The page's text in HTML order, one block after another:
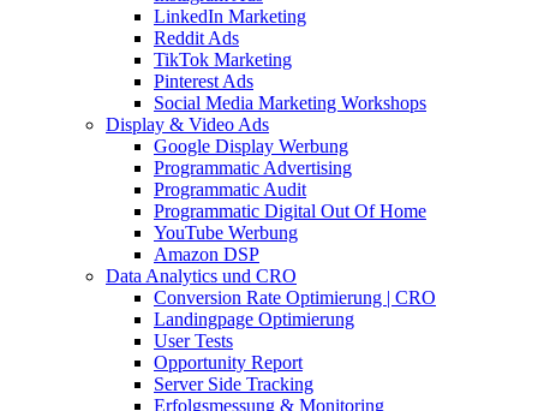
LinkedIn Marketing
Reddit Ads
TikTok Marketing
Pinterest Ads
Social Media Marketing Workshops
Display & Video Ads
Google Display Werbung
Programmatic Advertising
Programmatic Audit
Programmatic Digital Out Of Home
YouTube Werbung
Amazon DSP
Data Analytics und CRO
Conversion Rate Optimierung | CRO
Landingpage Optimierung
User Tests
Opportunity Report
Server Side Tracking
Erfolgsmessung & Monitoring